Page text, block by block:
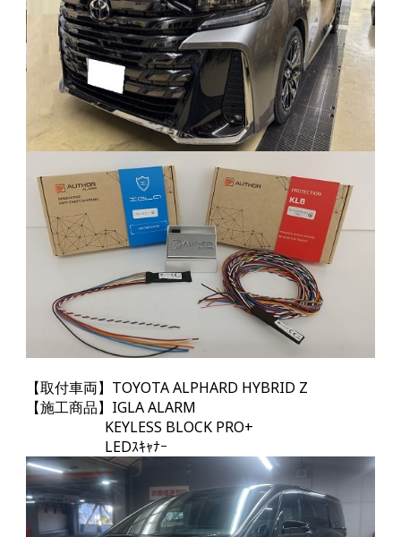
【取付車両】TOYOTA ALPHARD HYBRID Z
【施工商品】IGLA ALARM
KEYLESS BLOCK PRO+
LEDｽｷｬﾅｰ